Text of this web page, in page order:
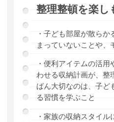
整理整頓を楽し
・子ども部屋が散ら
まっていないことや、
・便利アイテムの活
わせる収納計画が、整
ばん大切なのは、子ど
る習慣を学ぶこと
・家族の収納スタイ